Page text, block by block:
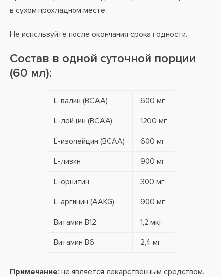
в сухом прохладном месте.
Не используйте после окончания срока годности.
Состав в одной суточной порции
(60 мл):
L-валин (BCAA) 600 мг
L-лейцин (BCAA) 1200 мг
L-изолейцин (BCAA) 600 мг
L-лизин 900 мг
L-орнитин 300 мг
L-аргинин (AAKG) 900 мг
Витамин B12 1,2 мкг
Витамин В6 2,4 мг
Примечание: не является лекарственным средством.